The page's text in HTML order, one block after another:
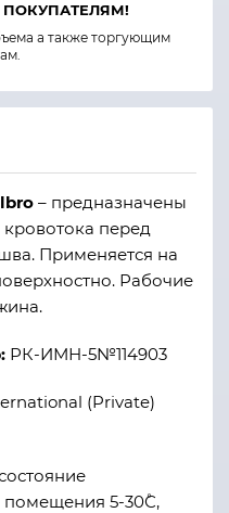
а также торгующим
– предназначены
перед
Применяется на
Рабочие
РК-ИМН-5№114903
(Private)
5-30˚С,